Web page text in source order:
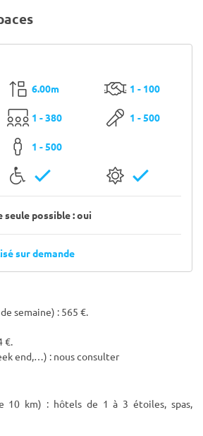
6.00m 1 - 100
1 - 380 1 - 500
1 - 500
seule possible : oui
sur demande
semaine) : 565 €.
€.
end,…) : nous consulter
10 km) : hôtels de 1 à 3 étoiles, spas,